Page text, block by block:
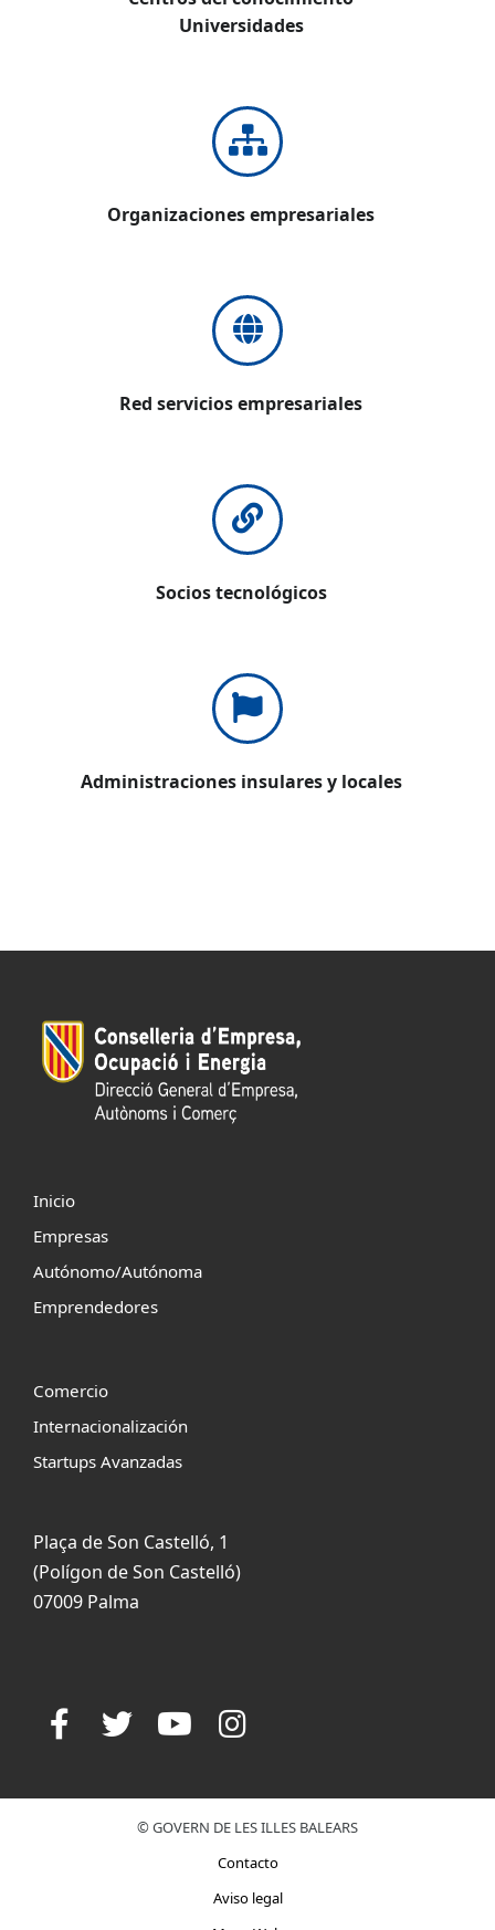
Universidades
Organizaciones empresariales
Red servicios empresariales
Socios tecnológicos
Administraciones insulares y locales
Inicio
Empresas
Autónomo/Autónoma
Emprendedores
Comercio
Internacionalización
Startups Avanzadas
Plaça de Son Castelló, 1
(Polígon de Son Castelló)
07009 Palma
© GOVERN DE LES ILLES BALEARS
Contacto
Aviso legal